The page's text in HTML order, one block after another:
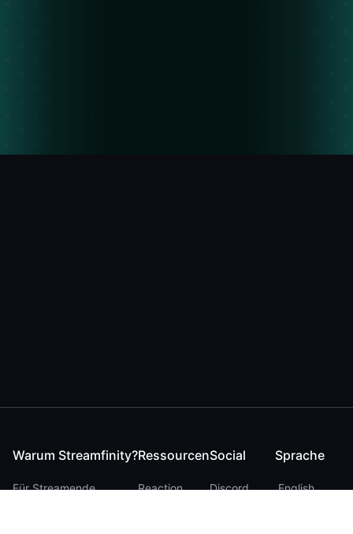
Warum Streamfinity?
Für Streamende
Ressourcen
Reaction
Social
Discord
Sprache
English